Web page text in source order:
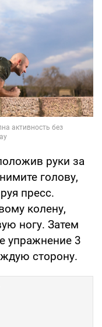
руки за
голову,
пресс.
колену,
ногу. Затем
упражнение 3
сторону.